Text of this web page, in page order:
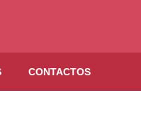
CONTACTOS